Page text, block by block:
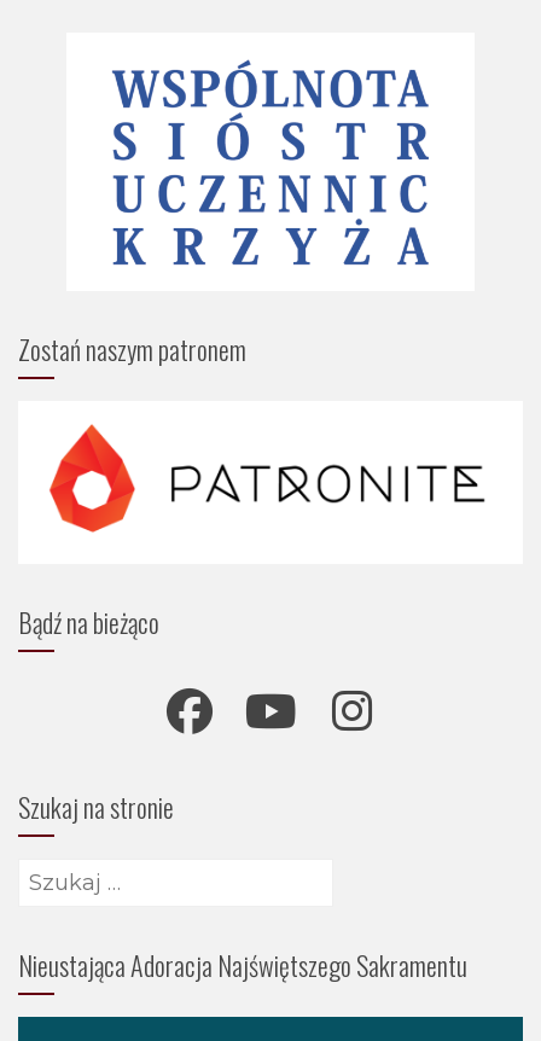
Zostań naszym patronem
Bądź na bieżąco
Szukaj na stronie
Szukaj:
Nieustająca Adoracja Najświętszego Sakramentu